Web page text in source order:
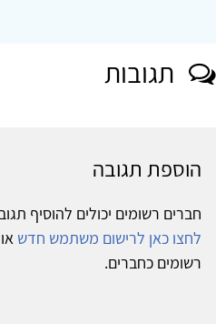
תגובות
הוספת תגובה
חברים רשומים יכולים להוסיף
לחצו כאן לרישום משתמש חדש
רשומים כחברים.